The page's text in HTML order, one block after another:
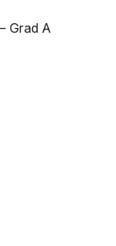
Grad A